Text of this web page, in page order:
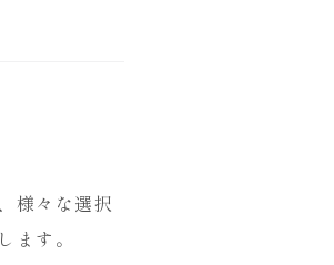
様々な選択
す。